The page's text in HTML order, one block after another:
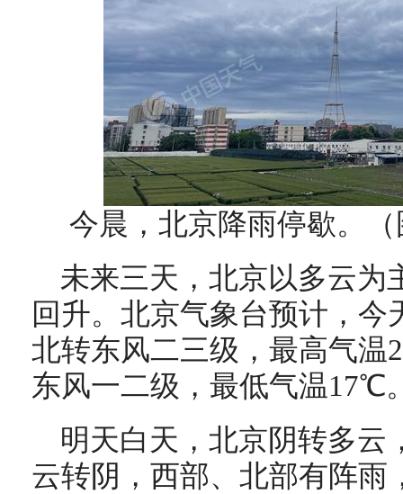
今晨，北京降雨停歇。
未来三天，北京以多云为
回升。北京气象台预计，
北转东风二三级，最高气
东风一二级，最低气温17℃
明天白天，北京阴转多
云转阴，西部、北部有阵